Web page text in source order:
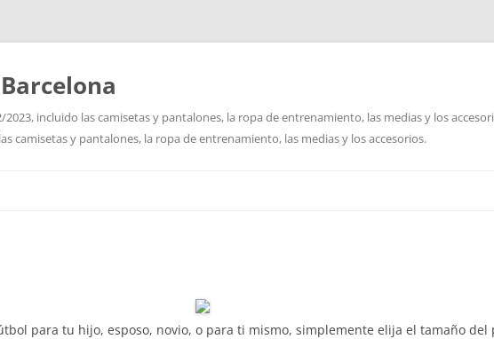
incluido las camisetas y pantalones, la ropa de entrenamiento, las medias y los
camisetas y pantalones, la ropa de entrenamiento, las medias y los accesorios.
para tu hijo, esposo, novio, o para ti mismo, simplemente elija el tamaño del